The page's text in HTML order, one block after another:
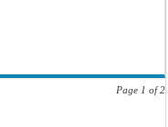
Page 1 of 2